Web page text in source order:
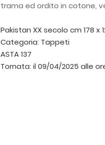
trama ed ordito in cotone,
Pakistan XX secolo cm 178 x
Categoria: Tappeti
ASTA 137
Tornata: il 09/04/2025 alle